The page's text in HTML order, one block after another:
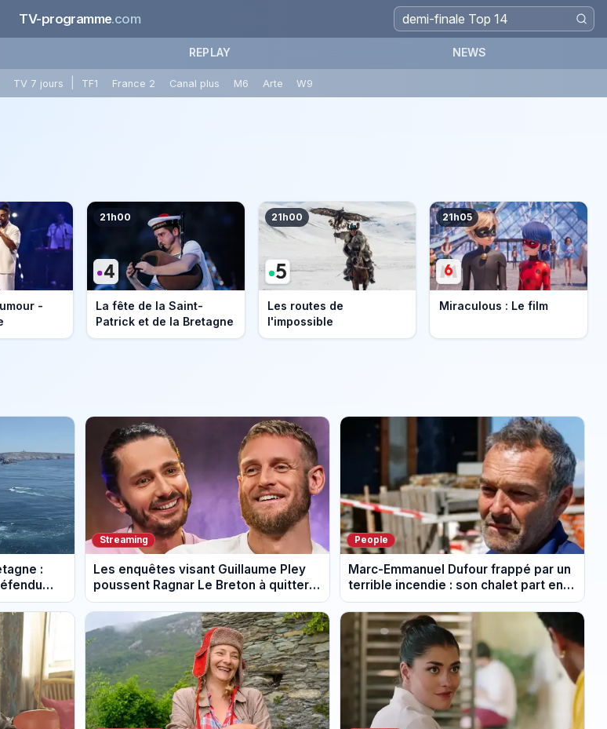
TV-programme.com
REPLAY NEWS
TV 7 jours TF1 France 2 Canal plus M6 Arte W9
-
21h00
La fête de la Saint-
Patrick et de la Bretagne
21h00
Les routes de
l'impossible
21h05
Miraculous : Le film
:
Streaming
Les enquêtes visant Guillaume Pley
poussent Ragnar Le Breton à quitter
la tournée Legend
People
Marc-Emmanuel Dufour frappé par un
terrible incendie : son chalet part en
fumée